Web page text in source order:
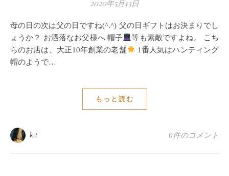
2020年5月13日
母の日の次は父の日ですね(^.^) 父の日ギフトはお決まりでし
ょうか？ お洒落なお父様へ 帽子
等も素敵ですよね。 こち
らのお店は、大正10年創業の老舗
1番人気はハンティング
帽のようで…
もっと読む
k.t 0件のコメント